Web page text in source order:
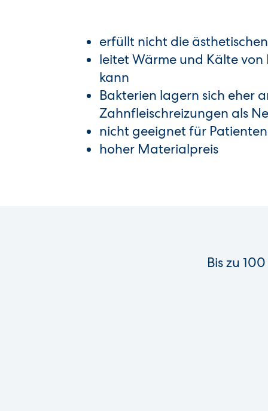
erfüllt nicht die
leitet Wärme und Kälte
kann
Bakterien lagern sich eher
Zahnfleischreizungen als
nicht geeignet für
hoher Materialpreis
Bis zu